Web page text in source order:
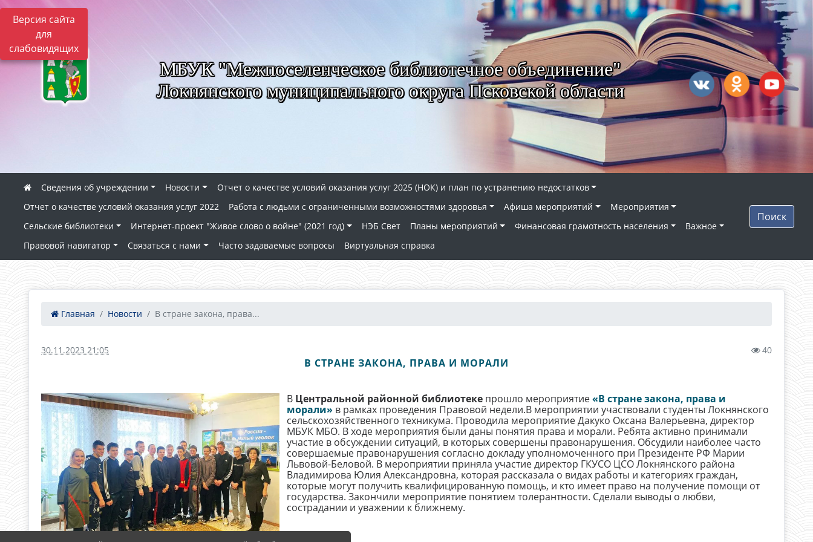
Версия сайта
для
слабовидящих
МБУК "Межпоселенческое библиотечное объединение"
Локнянского муниципального округа Псковской области
Сведения об учреждении Новости
Отчет о качестве условий оказания услуг 2025 (НОК) и план по устранению недостатков
Отчет о качестве условий оказания услуг 2022
Работа с людьми с ограниченными возможностями здоровья Афиша мероприятий
Мероприятия
Сельские библиотеки
Интернет-проект "Живое слово о войне" (2021 год) НЭБ Свет Планы мероприятий Финансовая грамотность населения
Важное
Правовой навигатор
Связаться с нами Часто задаваемые вопросы Виртуальная справка
Поиск
Главная Новости В стране закона, права...
30.11.2023 21:05 40
В СТРАНЕ ЗАКОНА, ПРАВА И МОРАЛИ
В Центральной районной библиотекепрошло мероприятие«В стране закона, права и
морали» в рамках проведения Правовой недели.В мероприятии участвовали студенты Локнянского
сельскохозяйственного техникума. Проводила мероприятие Дакуко Оксана Валерьевна, директор
МБУК МБО. В ходе мероприятия были даны понятия права и морали. Ребята активно принимали
участие в обсуждении ситуаций, в которых совершены правонарушения. Обсудили наиболее часто
совершаемые правонарушения согласно докладу уполномоченного при Президенте РФ Марии
Львовой-Беловой. В мероприятии приняла участие директор ГКУСО ЦСО Локнянского района
Владимирова Юлия Александровна, которая рассказала о видах работы и категориях граждан,
которые могут получить квалифицированную помощь, и кто имеет право на получение помощи от
государства. Закончили мероприятие понятием толерантности. Сделали выводы о любви,
сострадании и уважении к ближнему.